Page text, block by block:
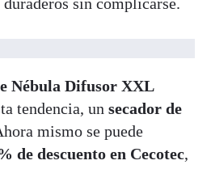
Nébula Difusor XXL
tendencia, un secador de
mismo se puede
de descuento en Cecotec,